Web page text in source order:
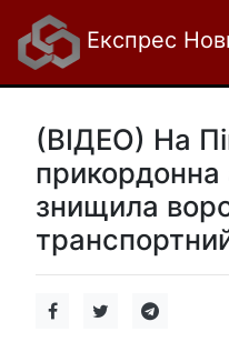
Експрес
(ВІДЕО) На
прикордонна
знищила